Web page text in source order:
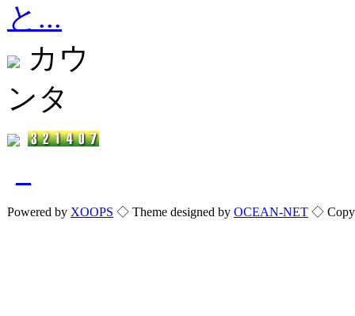
と...
カウ
ンタ
Powered by XOOPS ◇ Theme designed by OCEAN-NET ◇